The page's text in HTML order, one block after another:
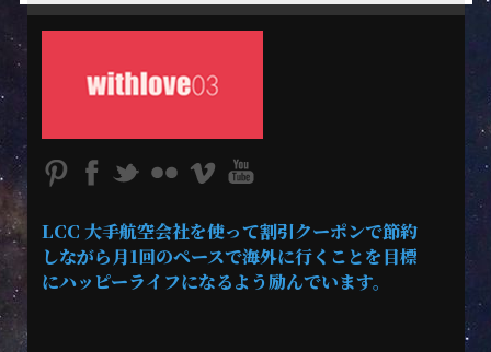
LCC 大手航空会社を使って割引クーポンで節約
しながら月1回のペースで海外に行くことを目標
にハッピーライフになるよう励んでいます。